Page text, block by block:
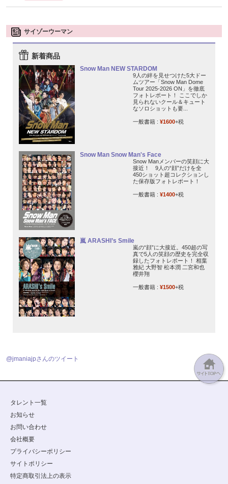
サイゾーウーマン
新着商品
Snow Man NEW STARDOM
9人の絆を見せつけた5大ドー
ムツアー「Snow Man Dome
Tour 2025-2026 ON」を徹底
フォトレポート！ ここでしか
見られないクール＆キュート
なソロショットも要...
一般書籍 : ¥1600+税
Snow Man Snow Man's Face
Snow Manメンバーの笑顔に大
接近！ 9人の“顔”だけを全
450ショット超コレクションし
た保存版フォトレポート！
一般書籍 : ¥1400+税
嵐 ARASHI’s Smile
嵐の“顔”に大接近。450超の写
真で5人の笑顔の歴史を完全収
録したフォトレポート！ 相葉
雅紀 大野智 松本潤 二宮和也
櫻井翔
一般書籍 : ¥1500+税
@jmaniajpさんのツイート
タレント一覧
お知らせ
お問い合わせ
会社概要
プライバシーポリシー
サイトポリシー
特定商取引法上の表示